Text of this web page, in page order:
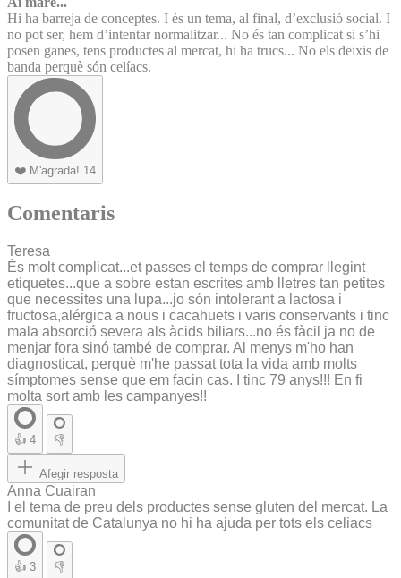
Hi ha barreja de conceptes. I és un tema, al final, d’exclusió social. I
no pot ser, hem d’intentar normalitzar... No és tan complicat si s’hi
posen ganes, tens productes al mercat, hi ha trucs... No els deixis de
banda perquè són celíacs.
❤️ M'agrada! 14
Comentaris
Teresa
És molt complicat...et passes el temps de comprar llegint
etiquetes...que a sobre estan escrites amb lletres tan petites
que necessites una lupa...jo són intolerant a lactosa i
fructosa,alérgica a nous i cacahuets i varis conservants i tinc
mala absorció severa als àcids biliars...no és fàcil ja no de
menjar fora sinó també de comprar. Al menys m'ho han
diagnosticat, perquè m'he passat tota la vida amb molts
símptomes sense que em facin cas. I tinc 79 anys!!! En fi
molta sort amb les campanyes!!
👍 4 👎
Afegir resposta
Anna Cuairan
I el tema de preu dels productes sense gluten del mercat. La
comunitat de Catalunya no hi ha ajuda per tots els celiacs
👍 3 👎